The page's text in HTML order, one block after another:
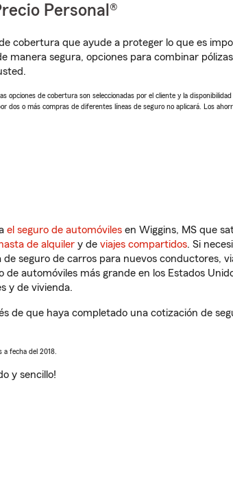
Personal®
cobertura que ayude a proteger lo que es
manera segura, opciones para combinar
de cobertura son seleccionadas por el cliente y la
dos o más compras de diferentes líneas de seguro no aplicará. Los
el seguro de automóviles en Wiggins, MS que
de alquiler y de viajes compartidos. Si
seguro de carros para nuevos conductores,
automóviles más grande en los Estados
y de vivienda.
de que haya completado una cotización de
fecha del 2018.
y sencillo!